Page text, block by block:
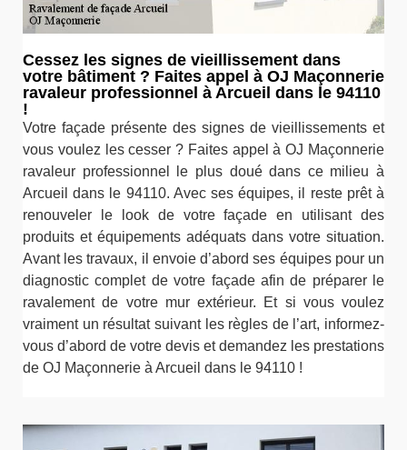
Cessez les signes de vieillissement dans
votre bâtiment ? Faites appel à OJ Maçonnerie
ravaleur professionnel à Arcueil dans le 94110
!
Votre façade présente des signes de vieillissements et
vous voulez les cesser ? Faites appel à OJ Maçonnerie
ravaleur professionnel le plus doué dans ce milieu à
Arcueil dans le 94110. Avec ses équipes, il reste prêt à
renouveler le look de votre façade en utilisant des
produits et équipements adéquats dans votre situation.
Avant les travaux, il envoie d’abord ses équipes pour un
diagnostic complet de votre façade afin de préparer le
ravalement de votre mur extérieur. Et si vous voulez
vraiment un résultat suivant les règles de l’art, informez-
vous d’abord de votre devis et demandez les prestations
de OJ Maçonnerie à Arcueil dans le 94110 !